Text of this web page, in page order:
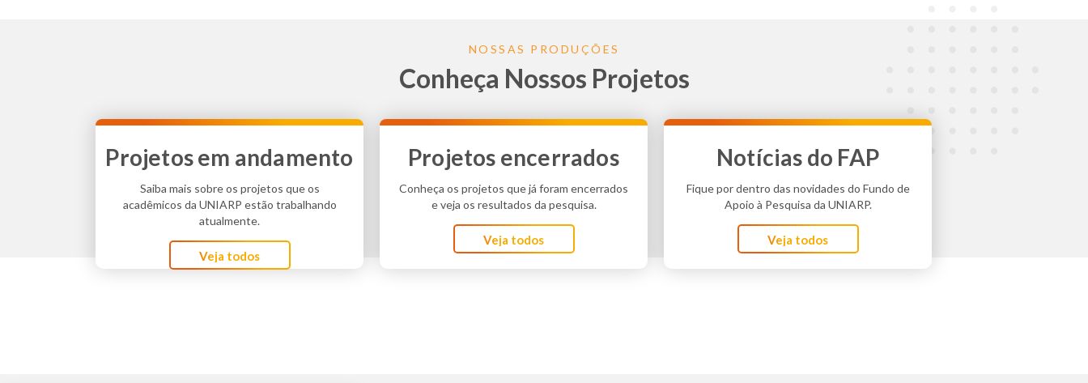
NOSSAS PRODUÇÕES
Conheça Nossos Projetos
Projetos em andamento
Saiba mais sobre os projetos que os
acadêmicos da UNIARP estão trabalhando
atualmente.
Veja todos
Projetos encerrados
Conheça os projetos que já foram encerrados
e veja os resultados da pesquisa.
Veja todos
Notícias do FAP
Fique por dentro das novidades do Fundo de
Apoio à Pesquisa da UNIARP.
Veja todos